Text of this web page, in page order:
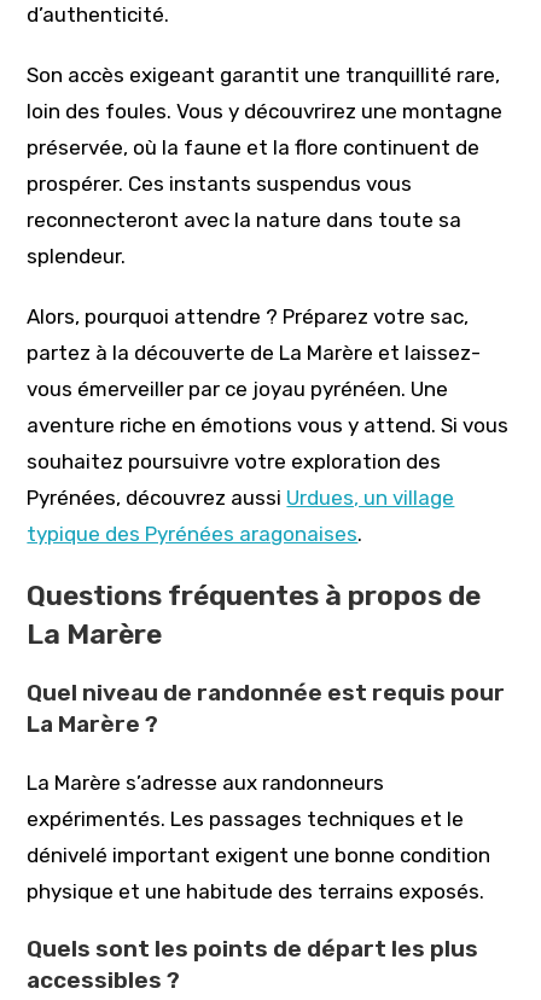
d’authenticité.
Son accès exigeant garantit une tranquillité rare,
loin des foules. Vous y découvrirez une montagne
préservée, où la faune et la flore continuent de
prospérer. Ces instants suspendus vous
reconnecteront avec la nature dans toute sa
splendeur.
Alors, pourquoi attendre ? Préparez votre sac,
partez à la découverte de La Marère et laissez-
vous émerveiller par ce joyau pyrénéen. Une
aventure riche en émotions vous y attend. Si vous
souhaitez poursuivre votre exploration des
Pyrénées, découvrez aussi Urdues, un village
typique des Pyrénées aragonaises.
Questions fréquentes à propos de
La Marère
Quel niveau de randonnée est requis pour
La Marère ?
La Marère s’adresse aux randonneurs
expérimentés. Les passages techniques et le
dénivelé important exigent une bonne condition
physique et une habitude des terrains exposés.
Quels sont les points de départ les plus
accessibles ?